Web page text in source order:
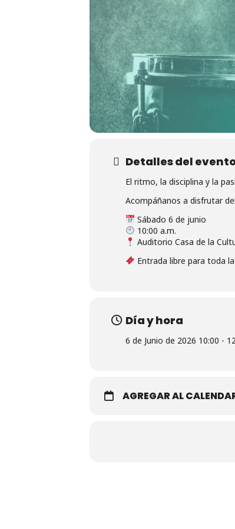
Detalles del
El ritmo, la disciplina y la
Acompáñanos a disfrutar
Sábado 6 de junio
10:00 a.m.
Auditorio Casa de la
Entrada libre para toda
Día y hora
6 de Junio de 2026 10:00 -
AGREGAR AL